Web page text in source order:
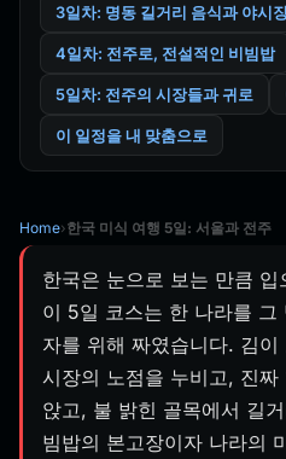
3일차: 명동 길거리 음식과 야시
4일차: 전주로, 전설적인 비빔밥
5일차: 전주의 시장들과 귀로
이 일정을 내 맞춤으로
Home›한국 미식 여행 5일: 서울과 전주
한국은 눈으로 보는 만큼
이 5일 코스는 한 나라를 그
자를 위해 짜였습니다. 김
시장의 노점을 누비고, 진
앉고, 불 밝힌 골목에서 길
빔밥의 본고장이자 나라의